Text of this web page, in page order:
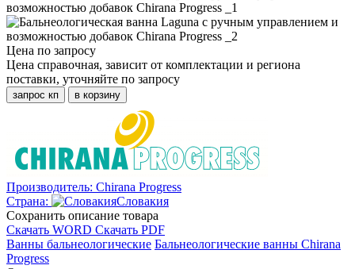
Цена по запросу
Цена справочная, зависит от комплектации и региона
поставки, уточняйте по запросу
запрос кп в корзину
Производитель: Chirana Progress
Страна:
Словакия
Cохранить описание товара
Скачать WORD Скачать PDF
Ванны бальнеологические Бальнеологические ванны Chirana
Progress